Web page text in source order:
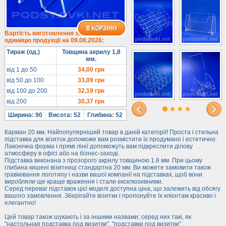
1/3 формату А4
Комбіновані
Навісні кишені
Менюхолдери
Під мобільні
Під біжутерію
Гірки та подіуми
Під косметику
Під солодке
Для хот-догів
Лототрони
Ящики з акрилу
Цінники
Засоби захисту
Інформ. стенди
Вартість виготовлення за
одиницю продукції на 09.08.2026:
Тираж (од.)
Товщина акрилу 1,8
мм.
від 1 до 50
34,00 грн
від 50 до 100
33,09 грн
від 100 до 200
32,19 грн
від 200
30,37 грн
Ширина: 90
Висота: 52 Глибина: 52
Карман 20 мм. Найпопулярніший товар в даній категорії! Проста і стильна
підставка для візиток допоможе вам розмістити їх продумано і естетично.
Лаконічна форма і прямі лінії допоможуть вам підкреслити ділову
атмосферу в офісі або на бізнес-заході.
Підставка виконана з прозорого акрилу товщиною 1.8 мм. При цьому
глибина кишені візитниці стандартна 20 мм. Ви можете замовити також
гравіювання логотипу і назви вашої компанії на підставках, щоб вони
виробляли ще краще враження і стали ексклюзивними.
Серед переваг підставок цієї моделі доступна ціна, що залежить від обсягу
вашого замовлення. Зберігайте візитки і пропонуйте їх клієнтам красиво і
елегантно!
Цей товар також шукають і за іншими назвами; серед них такі, як
"настольная подставка под визитки", "подставки под визитки".